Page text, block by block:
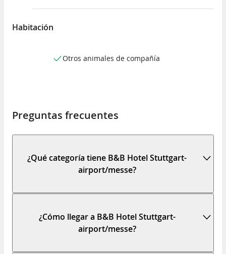
Habitación
Otros animales de compañía
Preguntas frecuentes
¿Qué categoría tiene B&B Hotel Stuttgart-
airport/messe?
¿Cómo llegar a B&B Hotel Stuttgart-
airport/messe?